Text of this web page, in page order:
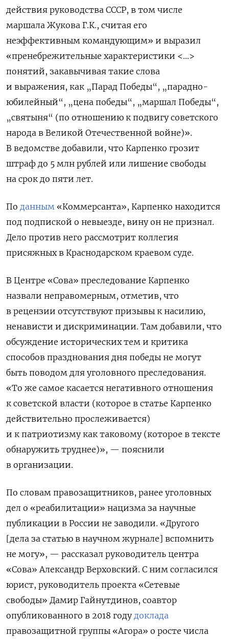
действия руководства СССР, в том числе
маршала Жукова Г.К., считая его
неэффективным командующим» и выразил
«пренебрежительные характеристики <…>
понятий, закавычивая такие слова
и выражения, как „Парад Победы“, „парадно-
юбилейный“, „цена победы“, „маршал Победы“,
„святыня“ (по отношению к подвигу советского
народа в Великой Отечественной войне)».
В ведомстве добавили, что Карпенко грозит
штраф до 5 млн рублей или лишение свободы
на срок до пяти лет.
По данным «Коммерсанта», Карпенко находится
под подпиской о невыезде, вину он не признал.
Дело против него рассмотрит коллегия
присяжных в Краснодарском краевом суде.
В Центре «Сова» преследование Карпенко
назвали неправомерным, отметив, что
в рецензии отсутствуют призывы к насилию,
ненависти и дискриминации. Там добавили, что
обсуждение исторических тем и критика
способов празднования дня победы не могут
быть поводом для уголовного преследования.
«То же самое касается негативного отношения
к советской власти (которое в статье Карпенко
действительно прослеживается)
и к патриотизму как таковому (которое в тексте
обнаружить труднее)», — пояснили
в организации.
По словам правозащитников, ранее уголовных
дел о «реабилитации» нацизма за научные
публикации в России не заводили. «Другого
[дела за статью в научном журнале] вспомнить
не могу», — рассказал руководитель центра
«Сова» Александр Верховский. С ним согласился
юрист, руководитель проекта «Сетевые
свободы» Дамир Гайнутдинов, соавтор
опубликованного в 2018 году доклада
правозащитной группы «Агора» о росте числа